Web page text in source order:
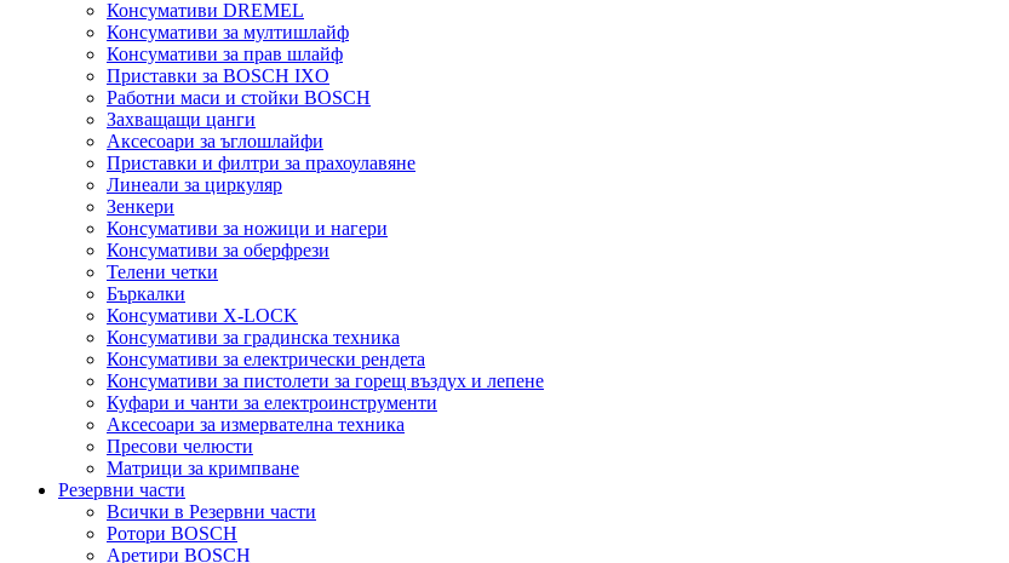
Консумативи DREMEL
Консумативи за мултишлайф
Консумативи за прав шлайф
Приставки за BOSCH IXO
Работни маси и стойки BOSCH
Захващащи цанги
Аксесоари за ъглошлайфи
Приставки и филтри за прахоулавяне
Линеали за циркуляр
Зенкери
Консумативи за ножици и нагери
Консумативи за оберфрези
Телени четки
Бъркалки
Консумативи X-LOCK
Консумативи за градинска техника
Консумативи за електрически рендета
Консумативи за пистолети за горещ въздух и лепене
Куфари и чанти за електроинструменти
Аксесоари за измервателна техника
Пресови челюсти
Матрици за кримпване
Резервни части
Всички в Резервни части
Ротори BOSCH
Аретири BOSCH